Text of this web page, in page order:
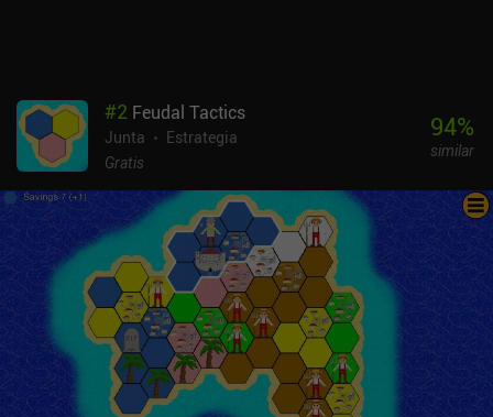
#2 Feudal Tactics
Junta
Estrategia
Gratis
94%
similar